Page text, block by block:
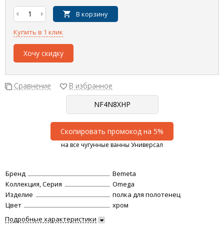
В корзину
Купить в 1 клик
Хочу скидку
Сравнение В избранное
Скопировать промокод на 5%
на все чугунные ванны Универсал
Бренд
Bemeta
Коллекция, Серия
Omega
Изделие
полка для полотенец
Цвет
хром
Подробные характеристики